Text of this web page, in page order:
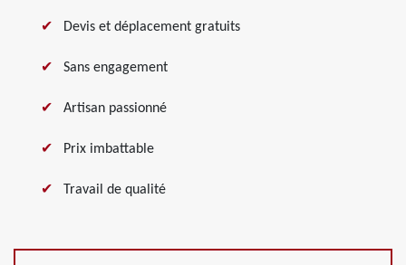
Devis et déplacement gratuits
Sans engagement
Artisan passionné
Prix imbattable
Travail de qualité